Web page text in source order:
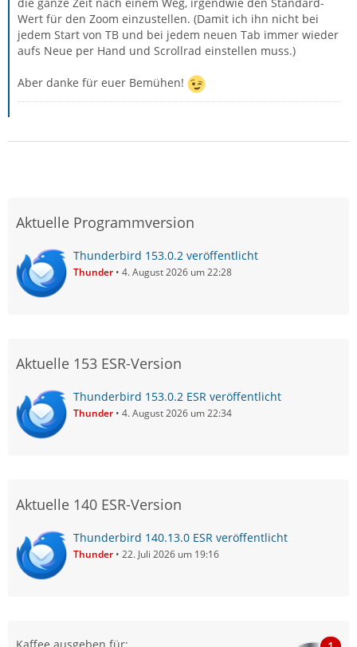
Wert für den Zoom einzustellen. (Damit ich ihn nicht bei
jedem Start von TB und bei jedem neuen Tab immer wieder
aufs Neue per Hand und Scrollrad einstellen muss.)
Aber danke für euer Bemühen!
Aktuelle Programmversion
Thunderbird 153.0.2 veröffentlicht
Thunder 4. August 2026 um 22:28
Aktuelle 153 ESR-Version
Thunderbird 153.0.2 ESR veröffentlicht
Thunder 4. August 2026 um 22:34
Aktuelle 140 ESR-Version
Thunderbird 140.13.0 ESR veröffentlicht
Thunder 22. Juli 2026 um 19:16